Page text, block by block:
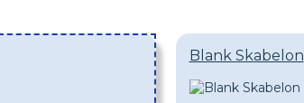
Blank Skabelon